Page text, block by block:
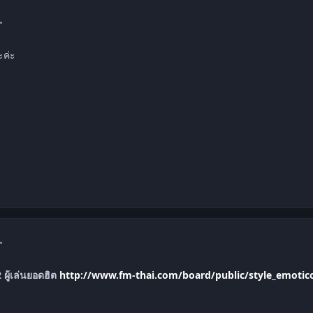
ค่ะ
ผู้เล่นยอดฮิต http://www.fm-thai.com/board/public/